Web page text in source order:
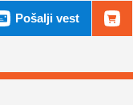
Pošalji vest